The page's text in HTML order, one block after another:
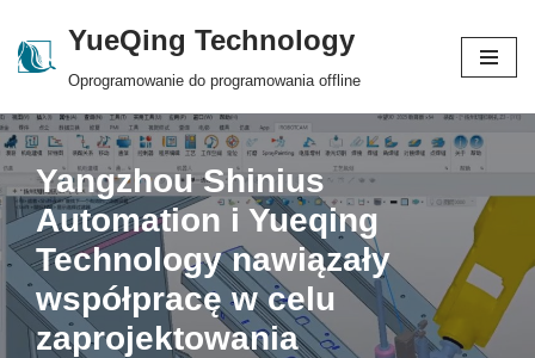
Skip
content
YueQing Technology
Oprogramowanie do programowania offline
Yangzhou Shinius
Automation i Yueqing
Technology nawiązały
współpracę w celu
zaprojektowania